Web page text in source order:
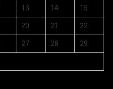
13 14 15
20 21 22
27 28 29